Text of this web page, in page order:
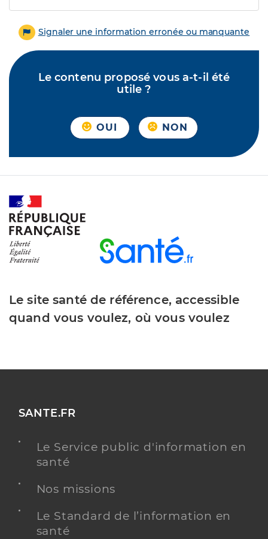
Signaler une information erronée ou manquante
Le contenu proposé vous a-t-il été
utile ?
OUI NON
Le site santé de référence, accessible
quand vous voulez, où vous voulez
SANTE.FR
Le Service public d'information en
santé
Nos missions
Le Standard de l’information en
santé